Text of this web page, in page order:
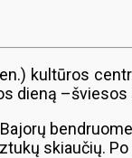
kultūros
dieną
skiaučių.